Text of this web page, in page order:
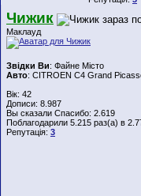
Чижик
Маклауд
Звідки Ви: Файне Місто
Авто: CITROEN C4 Grand
Вік: 42
Дописи: 8.987
Вы сказали Спасибо: 2.619
Поблагодарили 5.215 раз(а) в
Репутація: 3